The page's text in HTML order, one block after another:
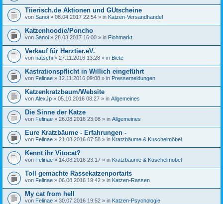
Tiierisch.de Aktionen und GUtscheine
von Sanoi » 08.04.2017 22:54 » in Katzen-Versandhandel
Katzenhoodie/Poncho
von Sanoi » 28.03.2017 16:00 » in Flohmarkt
Verkauf für Herztier.eV.
von natschi » 27.11.2016 13:28 » in Biete
Kastrationspflicht in Willich eingeführt
von Felinae » 12.11.2016 09:08 » in Pressemeldungen
Katzenkratzbaum/Website
von AlexJp » 05.10.2016 08:27 » in Allgemeines
Die Sinne der Katze
von Felinae » 26.08.2016 23:08 » in Allgemeines
Eure Kratzbäume - Erfahrungen -
von Felinae » 21.08.2016 07:58 » in Kratzbäume & Kuschelmöbel
Kennt ihr Vitocat?
von Felinae » 14.08.2016 23:17 » in Kratzbäume & Kuschelmöbel
Toll gemachte Rassekatzenportaits
von Felinae » 06.08.2016 19:42 » in Katzen-Rassen
My cat from hell
von Felinae » 30.07.2016 19:52 » in Katzen-Psychologie